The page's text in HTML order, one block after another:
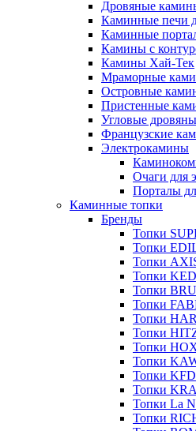
Дровяные
Каминные печи
Каминные
Камины с
Камины Хай-Тек
Мраморные
Островные
Пристенные
Угловые
Французские
Электрокамины
Очаги для
Порталы
Каминные топки
Бренды
Топки
Топки
Топки
Топки
Топки
Топки
Топки
Топки
Топки
Топки
Топки
Топки
Топки La
Топки